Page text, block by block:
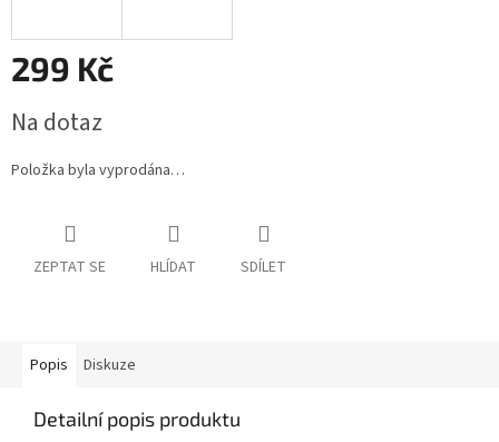
299 Kč
cena:
Na dotaz
Položka byla vyprodána…
ZEPTAT SE HLÍDAT SDÍLET
Popis Diskuze
Detailní popis produktu